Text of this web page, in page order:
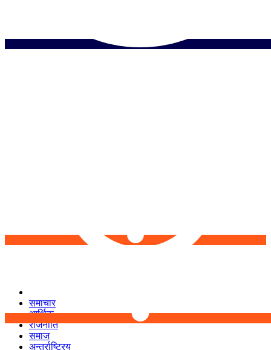
समाचार
आर्थिक
राजनीति
समाज
अन्तर्राष्ट्रिय